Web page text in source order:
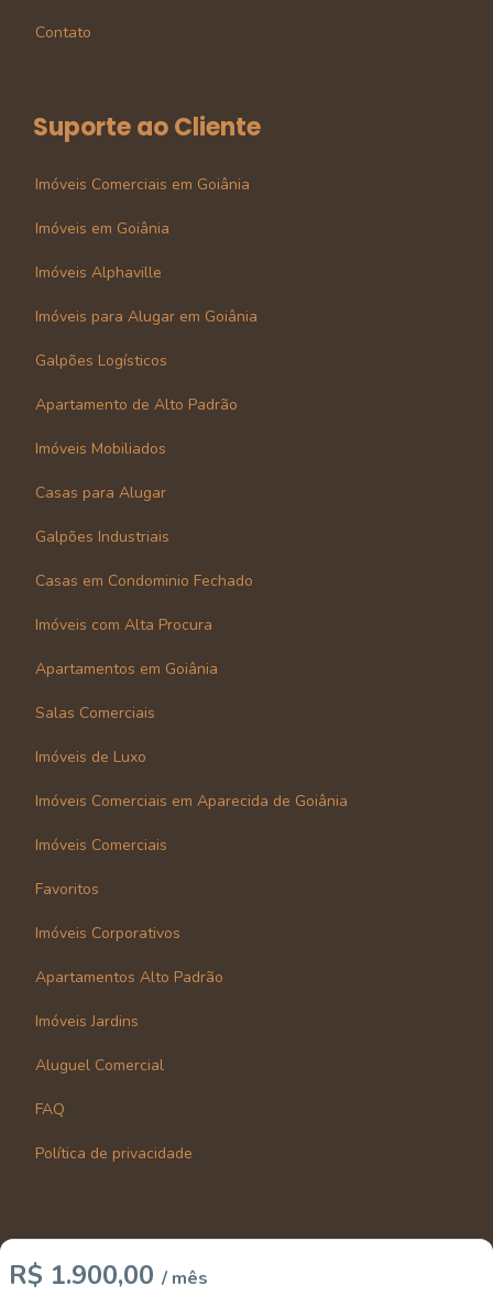
R$ 1.900,00 / mês
Contato
Suporte ao Cliente
Imóveis Comerciais em Goiânia
Imóveis em Goiânia
Imóveis Alphaville
Imóveis para Alugar em Goiânia
Galpões Logísticos
Apartamento de Alto Padrão
Imóveis Mobiliados
Casas para Alugar
Galpões Industriais
Casas em Condominio Fechado
Imóveis com Alta Procura
Apartamentos em Goiânia
Salas Comerciais
Imóveis de Luxo
Imóveis Comerciais em Aparecida de Goiânia
Imóveis Comerciais
Favoritos
Imóveis Corporativos
Apartamentos Alto Padrão
Imóveis Jardins
Aluguel Comercial
FAQ
Política de privacidade
Imobiliária Certificada: